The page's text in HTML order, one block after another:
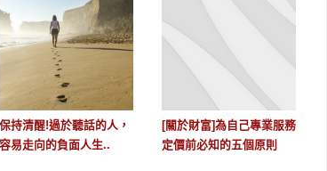
保持清醒!過於聽話的人，
容易走向的負面人生..
[關於財富]為自己專業服務
定價前必知的五個原則